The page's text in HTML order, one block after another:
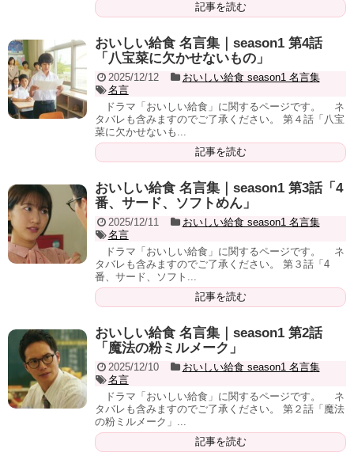
記事を読む
おいしい給食 名言集｜season1 第4話
「八宝菜に欠かせないもの」
2025/12/12
おいしい給食 season1 名言集
名言
ドラマ「おいしい給食」に関するページです。 ネ
タバレも含みますのでご了承ください。 第４話「八宝
菜に欠かせないも...
記事を読む
おいしい給食 名言集｜season1 第3話「4
番、サード、ソフトめん」
2025/12/11
おいしい給食 season1 名言集
名言
ドラマ「おいしい給食」に関するページです。 ネ
タバレも含みますのでご了承ください。 第３話「4
番、サード、ソフト...
記事を読む
おいしい給食 名言集｜season1 第2話
「魔法の粉ミルメーク」
2025/12/10
おいしい給食 season1 名言集
名言
ドラマ「おいしい給食」に関するページです。 ネ
タバレも含みますのでご了承ください。 第２話「魔法
の粉ミルメーク」...
記事を読む